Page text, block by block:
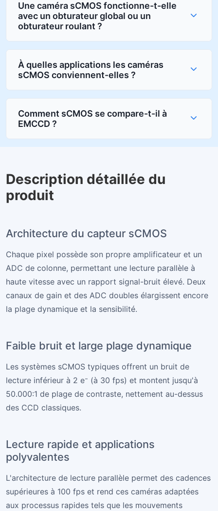
Une caméra sCMOS fonctionne-t-elle
avec un obturateur global ou un
obturateur roulant ?
À quelles applications les caméras
sCMOS conviennent-elles ?
Comment sCMOS se compare-t-il à
EMCCD ?
Description détaillée du
produit
Architecture du capteur sCMOS
Chaque pixel possède son propre amplificateur et un
ADC de colonne, permettant une lecture parallèle à
haute vitesse avec un rapport signal-bruit élevé. Deux
canaux de gain et des ADC doubles élargissent encore
la plage dynamique et la sensibilité.
Faible bruit et large plage dynamique
Les systèmes sCMOS typiques offrent un bruit de
lecture inférieur à 2 e⁻ (à 30 fps) et montent jusqu'à
50.000:1 de plage de contraste, nettement au-dessus
des CCD classiques.
Lecture rapide et applications
polyvalentes
L'architecture de lecture parallèle permet des cadences
supérieures à 100 fps et rend ces caméras adaptées
aux processus rapides tels que les mouvements